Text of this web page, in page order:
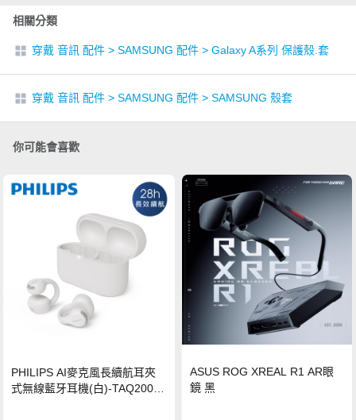
相關分類
穿戴 音訊 配件 > SAMSUNG 配件 > Galaxy A系列 保護殼.套
穿戴 音訊 配件 > SAMSUNG 配件 > SAMSUNG 殼套
你可能會喜歡
PHILIPS AI麥克風長續航耳夾
式無線藍牙耳機(白)-TAQ2000
ASUS ROG XREAL R1 AR眼
鏡 黑